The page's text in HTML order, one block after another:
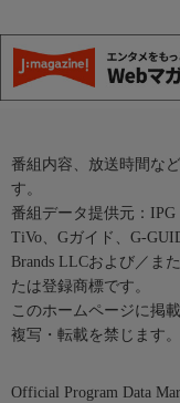
番組内容、放送時間な
す。
番組データ提供元：IPG
TiVo、Gガイド、G-
Brands LLCおよび／ま
たは登録商標です。
このホームページに掲
複写・転載を禁じます。
Official Program Data